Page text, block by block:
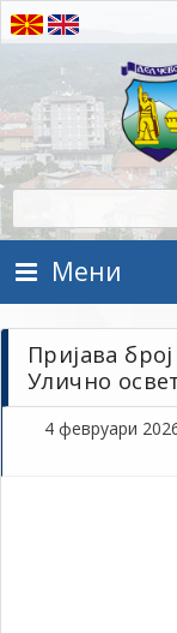
Прескокнете на
Општина Делчево
Општина Делчево
Мени
Пријава
Улично
4 февруари